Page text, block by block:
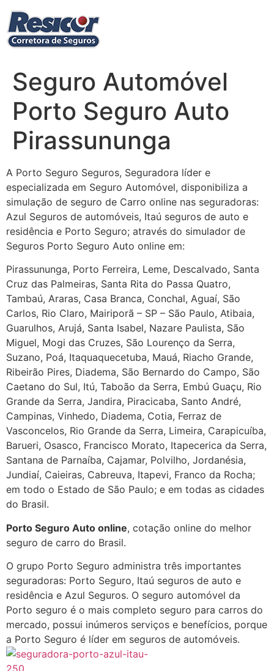
para
conteúdo
Seguro Automóvel
Porto Seguro Auto
Pirassununga
A Porto Seguro Seguros, Seguradora líder e
especializada em Seguro Automóvel, disponibiliza a
simulação de seguro de Carro online nas seguradoras:
Azul Seguros de automóveis, Itaú seguros de auto e
residência e Porto Seguro; através do simulador de
Seguros Porto Seguro Auto online em:
Pirassununga, Porto Ferreira, Leme, Descalvado, Santa
Cruz das Palmeiras, Santa Rita do Passa Quatro,
Tambaú, Araras, Casa Branca, Conchal, Aguaí, São
Carlos, Rio Claro, Mairiporã – SP – São Paulo, Atibaia,
Guarulhos, Arujá, Santa Isabel, Nazare Paulista, São
Miguel, Mogi das Cruzes, São Lourenço da Serra,
Suzano, Poá, Itaquaquecetuba, Mauá, Riacho Grande,
Ribeirão Pires, Diadema, São Bernardo do Campo, São
Caetano do Sul, Itú, Taboão da Serra, Embú Guaçu, Rio
Grande da Serra, Jandira, Piracicaba, Santo André,
Campinas, Vinhedo, Diadema, Cotia, Ferraz de
Vasconcelos, Rio Grande da Serra, Limeira, Carapicuíba,
Barueri, Osasco, Francisco Morato, Itapecerica da Serra,
Santana de Parnaíba, Cajamar, Polvilho, Jordanésia,
Jundiaí, Caieiras, Cabreuva, Itapevi, Franco da Rocha;
em todo o Estado de São Paulo; e em todas as cidades
do Brasil.
Porto Seguro Auto online, cotação online do melhor
seguro de carro do Brasil.
O grupo Porto Seguro administra três importantes
seguradoras: Porto Seguro, Itaú seguros de auto e
residência e Azul Seguros. O seguro automóvel da
Porto seguro é o mais completo seguro para carros do
mercado, possui inúmeros serviços e benefícios, porque
a Porto Seguro é líder em seguros de automóveis.